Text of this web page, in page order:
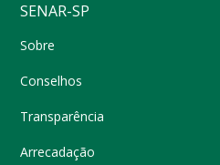
SENAR-SP
Sobre
Conselhos
Transparência
Arrecadação